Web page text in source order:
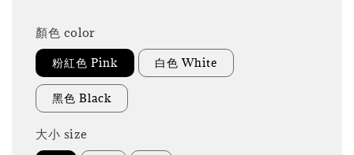
顏色 color
粉紅色 Pink 白色 White
黑色 Black
大小 size